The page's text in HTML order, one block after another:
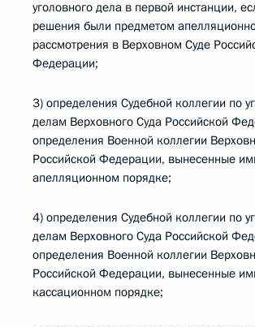
уголовного дела в первой инстанции,
решения были предметом
рассмотрения в Верховном Суде
Федерации;
3) определения Судебной коллегии по
делам Верховного Суда Российской
определения Военной коллегии
Российской Федерации, вынесенные
апелляционном порядке;
4) определения Судебной коллегии по
делам Верховного Суда Российской
определения Военной коллегии
Российской Федерации, вынесенные
кассационном порядке;